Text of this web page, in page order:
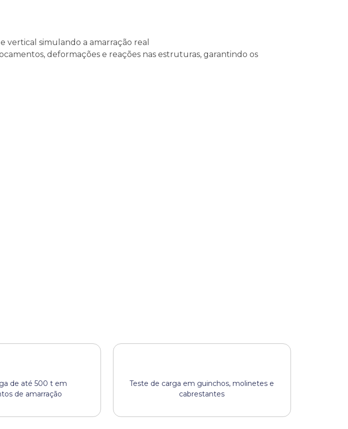
simulando a amarração real
deformações e reações nas estruturas, garantindo os
de até 500 t em
de amarração
Teste de carga em guinchos, molinetes e
cabrestantes